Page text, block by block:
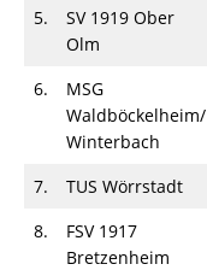
5.
SV 1919 Ober
Olm
6.
MSG
Waldböckelheim/​
Winterbach
7. TUS Wörrstadt
8.
FSV 1917
Bretzenheim